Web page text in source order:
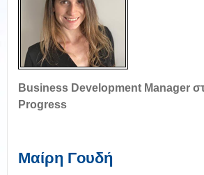
Business Development Manager
Progress
Μαίρη Γουδή